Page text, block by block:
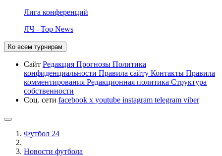
Лига конференций
ЛЧ - Top News
Ко всем турнирам
Сайт Редакция Прогнозы Политика
конфиденциальности Правила сайту Контакты Правила
комментирования Редакционная политика Структура
собственности
Соц. сети facebook x youtube instagram telegram viber
Футбол 24
Новости футбола